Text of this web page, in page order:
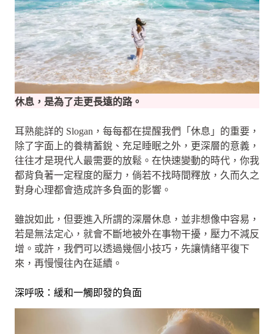
休息，是為了走更長遠的路。
耳熟能詳的 Slogan，每每都在提醒我們「休息」的重要，
除了字面上的養精蓄銳、充足睡眠之外，更深層的意義，
往往才是現代人最需要的放鬆。在快速變動的時代，你我
都背負著一定程度的壓力，倘若不找時間釋放，久而久之
對身心理都會造成許多負面的影響。
雖說如此，但要進入所謂的深層休息，並非想像中容易，
若是無法定心，就會不斷地被外在事物干擾，壓力不減反
增。或許，我們可以透過幾個小技巧，先讓情緒平復下
來，再慢慢往內在延續。
深呼吸：緩和一觸即發的負面